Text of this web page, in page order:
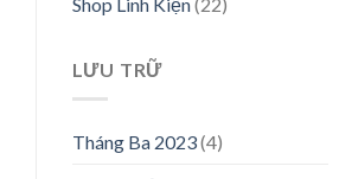
LƯU TRỮ
Tháng Ba 2023(4)